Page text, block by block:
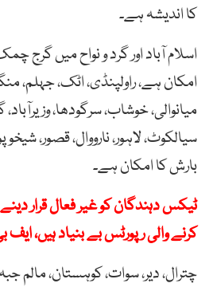
کا اندیشہ ہے۔
اسلام آباد اور گرد و نواح میں گرج
امکان ہے، راولپنڈی، اٹک، جہلم،
میانوالی، خوشاب، سرگودھا، وزیرآباد،
سیالکوٹ، لاہور، نارووال، قصور، شیخو
بارش کا امکان ہے۔
ٹیکس دہندگان کو غیر فعال قرار
کرنے والی رپورٹس بے بنیاد ہیں، ایف
چترال، دیر، سوات، کوہستان، مالم